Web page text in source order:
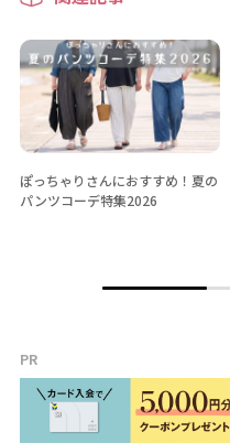
ぽっちゃりさんにおすすめ！夏の
パンツコーデ特集2026
PR